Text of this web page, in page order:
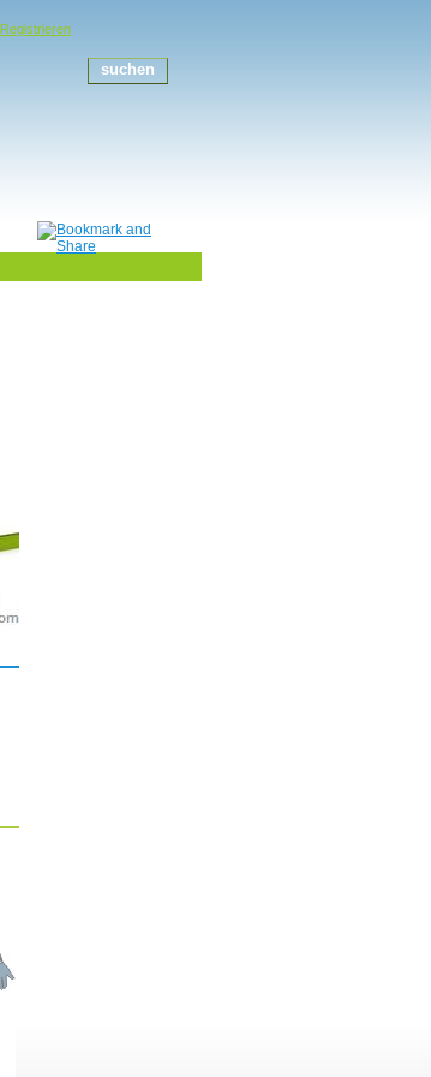
Registrieren